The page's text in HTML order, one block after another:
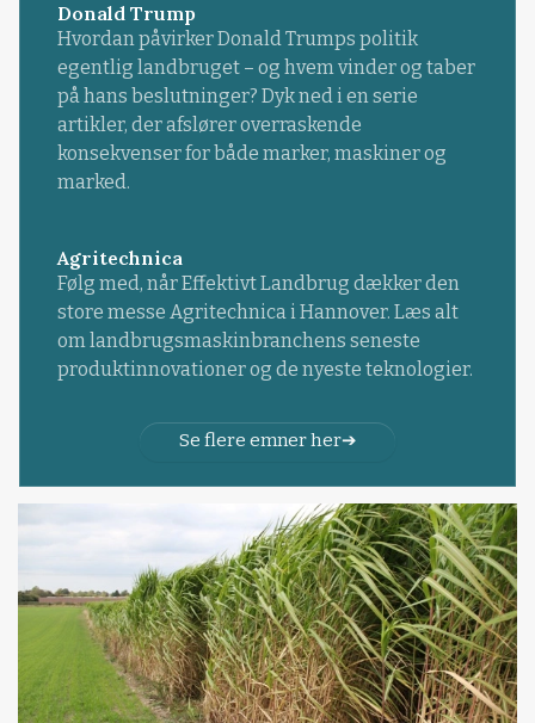
Donald Trump
Hvordan påvirker Donald Trumps politik
egentlig landbruget – og hvem vinder og taber
på hans beslutninger? Dyk ned i en serie
artikler, der afslører overraskende
konsekvenser for både marker, maskiner og
marked.
Agritechnica
Følg med, når Effektivt Landbrug dækker den
store messe Agritechnica i Hannover. Læs alt
om landbrugsmaskinbranchens seneste
produktinnovationer og de nyeste teknologier.
Se flere emner her